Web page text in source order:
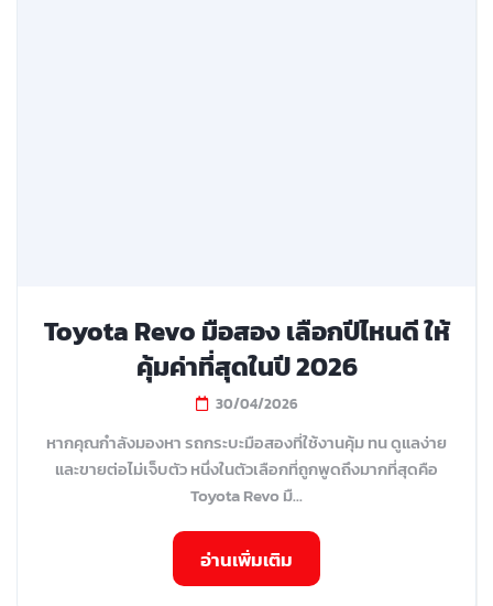
Toyota Revo มือสอง เลือกปีไหนดี ให้
คุ้มค่าที่สุดในปี 2026
30/04/2026
หากคุณกำลังมองหา รถกระบะมือสองที่ใช้งานคุ้ม ทน ดูแลง่าย
และขายต่อไม่เจ็บตัว หนึ่งในตัวเลือกที่ถูกพูดถึงมากที่สุดคือ
Toyota Revo มื...
อ่านเพิ่มเติม